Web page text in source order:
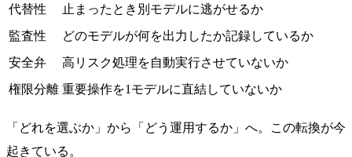
代替性
止まったとき別モデルに逃がせるか
監査性
どのモデルが何を出力したか記録しているか
安全弁
高リスク処理を自動実行させていないか
権限分離 重要操作を1モデルに直結していないか
「どれを選ぶか」から「どう運用するか」へ。この転換が今
起きている。